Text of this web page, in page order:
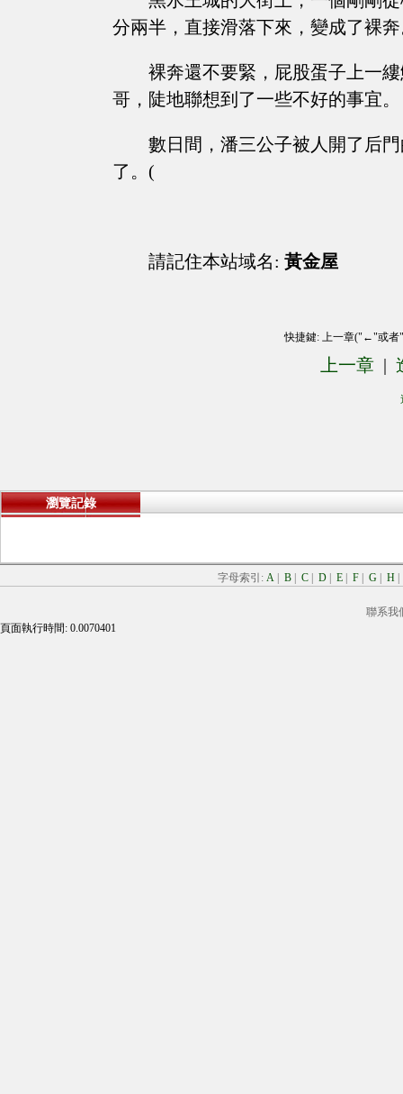
分兩半，直接滑落下來，變成了裸
裸奔還不要緊，屁股蛋子上一
哥，陡地聯想到了一些不好的事宜。
數日間，潘三公子被人開了后
了。(
請記住本站域名: 黃金屋
快捷鍵: 上一章("←"或
上一章 |
瀏覽記錄
字母索引: A B C D E F G H
聯系我
頁面執行時間: 0.0070401